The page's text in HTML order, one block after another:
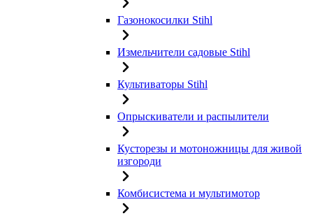
Газонокосилки Stihl
Измельчители садовые Stihl
Культиваторы Stihl
Опрыскиватели и распылители
Кусторезы и мотоножницы для живой
изгороди
Комбисистема и мультимотор